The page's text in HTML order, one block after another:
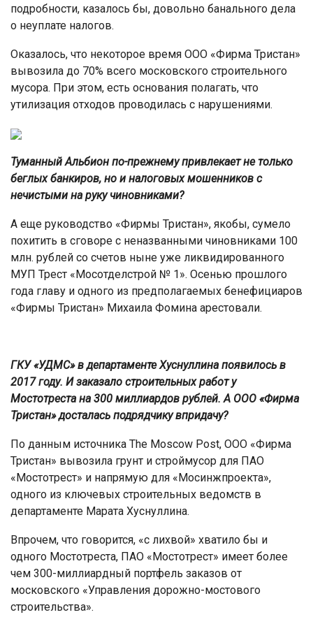
подробности, казалось бы, довольно банального дела
о неуплате налогов.
Оказалось, что некоторое время ООО «Фирма Тристан»
вывозила до 70% всего московского строительного
мусора. При этом, есть основания полагать, что
утилизация отходов проводилась с нарушениями.
Туманный Альбион по-прежнему привлекает не только
беглых банкиров, но и налоговых мошенников с
нечистыми на руку чиновниками?
А еще руководство «Фирмы Тристан», якобы, сумело
похитить в сговоре с неназванными чиновниками 100
млн. рублей со счетов ныне уже ликвидированного
МУП Трест «Мосотделстрой № 1». Осенью прошлого
года главу и одного из предполагаемых бенефициаров
«Фирмы Тристан» Михаила Фомина арестовали.
ГКУ «УДМС» в департаменте Хуснуллина появилось в
2017 году. И заказало строительных работ у
Мостотреста на 300 миллиардов рублей. А ООО «Фирма
Тристан» досталась подрядчику впридачу?
По данным источника The Moscow Post, ООО «Фирма
Тристан» вывозила грунт и строймусор для ПАО
«Мостотрест» и напрямую для «Мосинжпроекта»,
одного из ключевых строительных ведомств в
департаменте Марата Хуснуллина.
Впрочем, что говорится, «с лихвой» хватило бы и
одного Мостотреста, ПАО «Мостотрест» имеет более
чем 300-миллиардный портфель заказов от
московского «Управления дорожно-мостового
строительства».